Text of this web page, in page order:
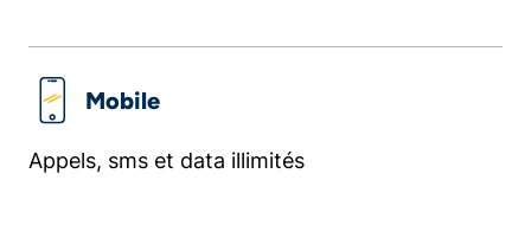
Mobile
Appels, sms et data illimités